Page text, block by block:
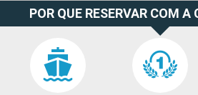
POR QUE RESERVAR COM A